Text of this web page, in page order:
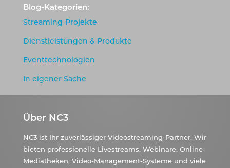
Blog-Kategorien:
Streaming-Projekte
Dienstleistungen & Produkte
Eventtechnologien
In eigener Sache
Über NC3
NC3 ist Ihr zuverlässiger Videostreaming-Partner. Wir
bieten professionelle Livestreams, Webinare, Online-
Mediatheken, Video-Management-Systeme und viele